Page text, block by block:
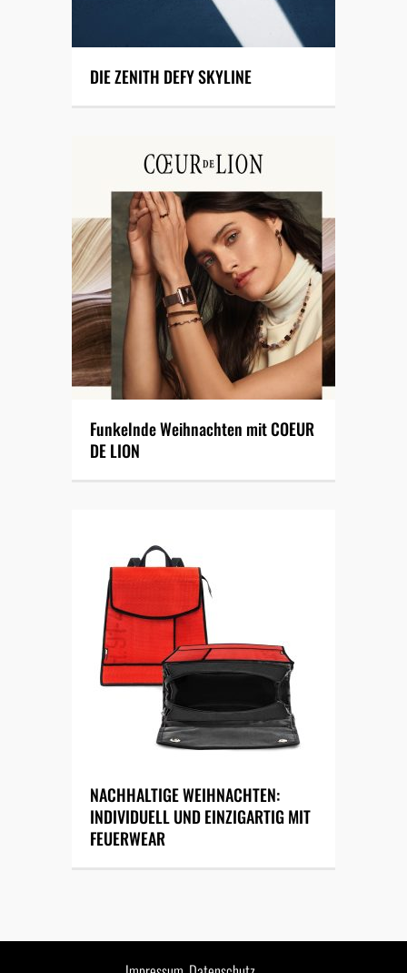
DIE ZENITH DEFY SKYLINE
Funkelnde Weihnachten mit COEUR
DE LION
NACHHALTIGE WEIHNACHTEN:
INDIVIDUELL UND EINZIGARTIG MIT
FEUERWEAR